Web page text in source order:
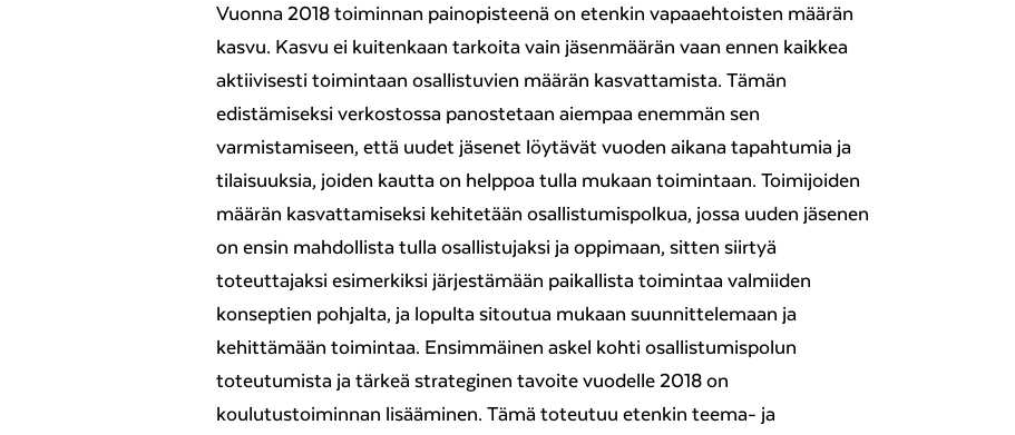
Vuonna 2018 toiminnan painopisteenä on etenkin vapaaehtoisten määrän
kasvu. Kasvu ei kuitenkaan tarkoita vain jäsenmäärän vaan ennen kaikkea
aktiivisesti toimintaan osallistuvien määrän kasvattamista. Tämän
edistämiseksi verkostossa panostetaan aiempaa enemmän sen
varmistamiseen, että uudet jäsenet löytävät vuoden aikana tapahtumia ja
tilaisuuksia, joiden kautta on helppoa tulla mukaan toimintaan. Toimijoiden
määrän kasvattamiseksi kehitetään osallistumispolkua, jossa uuden jäsenen
on ensin mahdollista tulla osallistujaksi ja oppimaan, sitten siirtyä
toteuttajaksi esimerkiksi järjestämään paikallista toimintaa valmiiden
konseptien pohjalta, ja lopulta sitoutua mukaan suunnittelemaan ja
kehittämään toimintaa. Ensimmäinen askel kohti osallistumispolun
toteutumista ja tärkeä strateginen tavoite vuodelle 2018 on
koulutustoiminnan lisääminen. Tämä toteutuu etenkin teema- ja